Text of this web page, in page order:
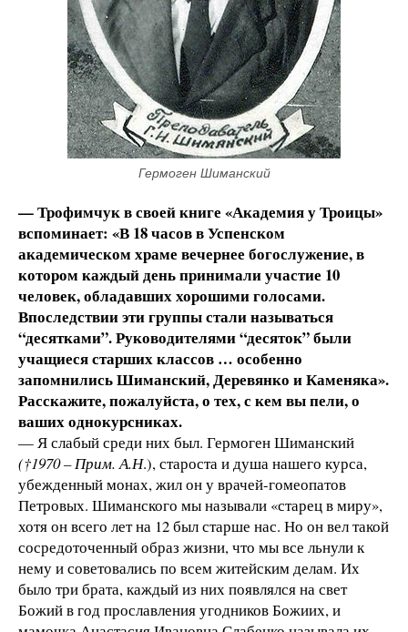
Гермоген Шиманский
— Трофимчук в своей книге «Академия у Троицы»
вспоминает: «В 18 часов в Успенском
академическом храме вечернее богослужение, в
котором каждый день принимали участие 10
человек, обладавших хорошими голосами.
Впоследствии эти группы стали называться
“десятками”. Руководителями “десяток” были
учащиеся старших классов … особенно
запомнились Шиманский, Деревянко и Каменяка».
Расскажите, пожалуйста, о тех, с кем вы пели, о
ваших однокурсниках.
— Я слабый среди них был. Гермоген Шиманский
(†1970 – Прим. А.Н.), староста и душа нашего курса,
убежденный монах, жил он у врачей-гомеопатов
Петровых. Шиманского мы называли «старец в миру»,
хотя он всего лет на 12 был старше нас. Но он вел такой
сосредоточенный образ жизни, что мы все льнули к
нему и советовались по всем житейским делам. Их
было три брата, каждый из них появлялся на свет
Божий в год прославления угодников Божиих, и